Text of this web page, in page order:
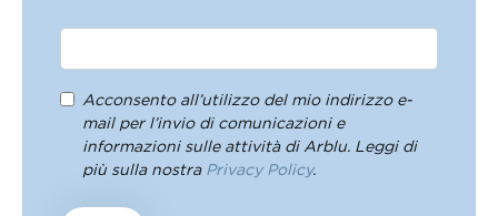
Acconsento all’utilizzo del mio indirizzo e-
mail per l’invio di comunicazioni e
informazioni sulle attività di Arblu. Leggi di
più sulla nostra Privacy Policy.